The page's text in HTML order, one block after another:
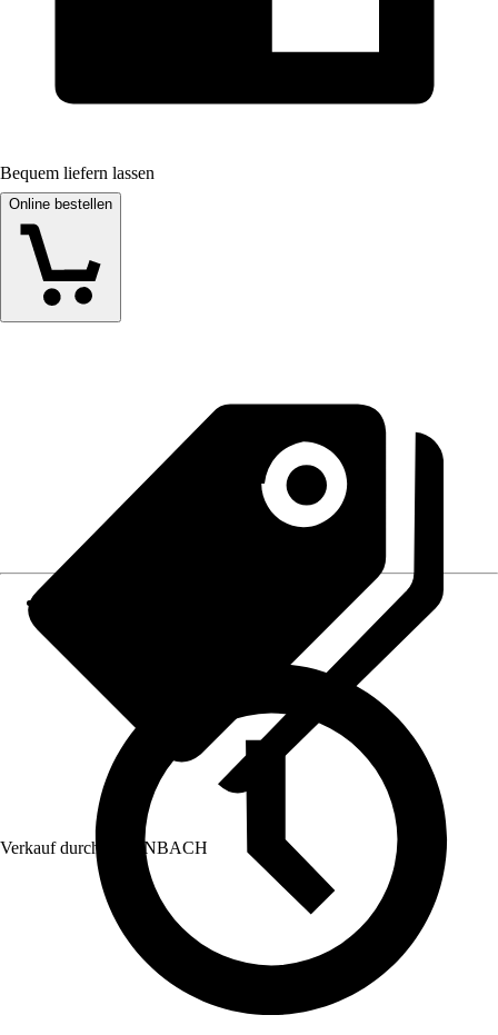
Bequem liefern lassen
Online bestellen
Verkauf durch: HORNBACH